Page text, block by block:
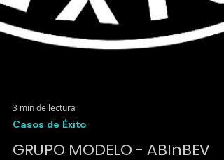
3 min de lectura